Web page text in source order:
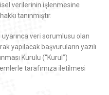
verilerinin işlenmesine
tanınmıştır.
uyarınca veri sorumlusu olan
yapılacak başvuruların yazılı
Kurulu (‘‘Kurul’’)
tarafımıza iletilmesi